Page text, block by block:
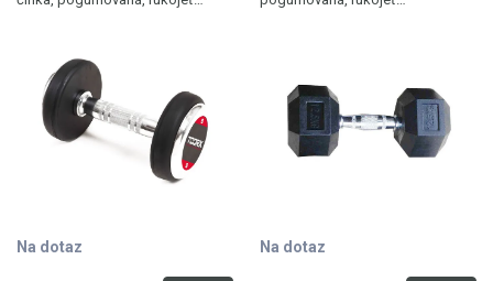
Na dotaz Na dotaz